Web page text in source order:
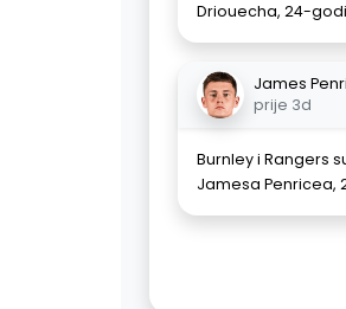
Driouecha, 24-
James
prije 3d
Burnley i Rangers
Jamesa Penricea,